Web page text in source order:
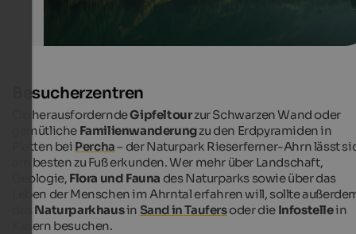
Besucherzentren
Ob herausforderndeGipfeltourzur Schwarzen Wand oder
gemütliche Familienwanderungzu den Erdpyramiden in
Platten bei Percha– der Naturpark Rieserferner-Ahrn lässt
am besten zu Fuß erkunden. Wer mehr über Landschaft,
Geologie, Flora und Fauna des Naturparks sowie über das
Leben der Menschen im Ahrntal erfahren will, sollte
Naturparkhausin Sand in Taufersoder die Infostellein
Kasern besuchen.